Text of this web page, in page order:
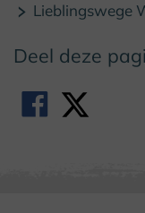
Lieblingswege
Deel deze